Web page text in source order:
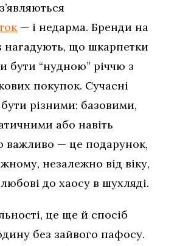
— і недарма. Бренди на
нагадують, що шкарпетки
бути “нудною” річчю з
покупок. Сучасні
різними: базовими,
або навіть
важливо — це подарунок,
незалежно від віку,
до хаосу в шухляді.
це ще й спосіб
без зайвого пафосу.